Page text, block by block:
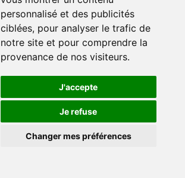
personnalisé et des publicités
ciblées, pour analyser le trafic de
notre site et pour comprendre la
provenance de nos visiteurs.
J'accepte
Je refuse
Changer mes préférences